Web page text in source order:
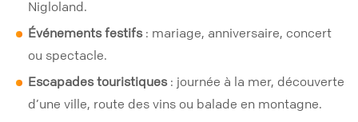
Nigloland.
Événements festifs: mariage, anniversaire, concert
ou spectacle.
Escapades touristiques: journée à la mer, découverte
d’une ville, route des vins ou balade en montagne.